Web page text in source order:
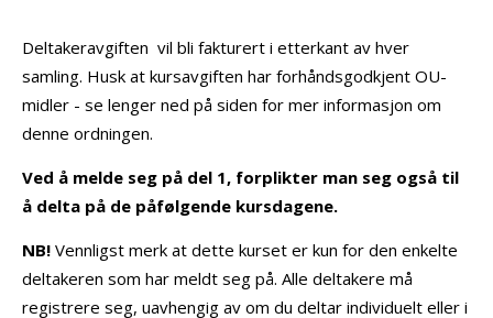
Deltakeravgiften vil bli fakturert i etterkant av hver
samling. Husk at kursavgiften har forhåndsgodkjent OU-
midler - se lenger ned på siden for mer informasjon om
denne ordningen.
Ved å melde seg på del 1, forplikter man seg også til
å delta på de påfølgende kursdagene.
NB! Vennligst merk at dette kurset er kun for den enkelte
deltakeren som har meldt seg på. Alle deltakere må
registrere seg, uavhengig av om du deltar individuelt eller i